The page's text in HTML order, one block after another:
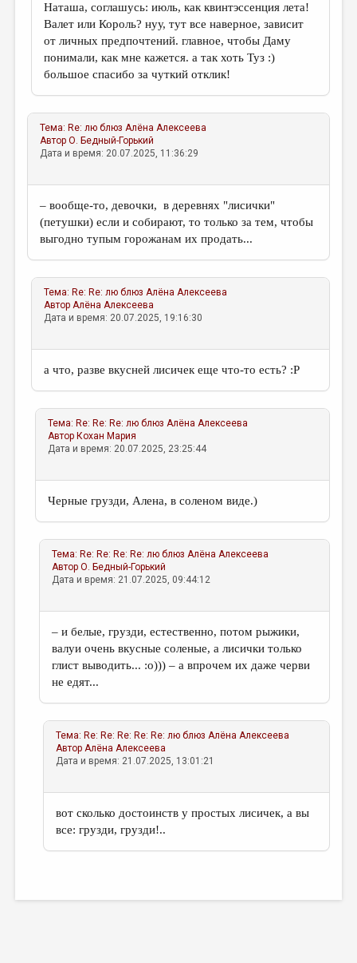
Наташа, соглашусь: июль, как квинтэссенция лета!
Валет или Король? нуу, тут все наверное, зависит
от личных предпочтений. главное, чтобы Даму
понимали, как мне кажется. а так хоть Туз :)
большое спасибо за чуткий отклик!
Тема: Re: лю блюз Алёна Алексеева
АвторО. Бедный-Горький
Дата и время: 20.07.2025, 11:36:29
– вообще-то, девочки, в деревнях "лисички"
(петушки) если и собирают, то только за тем, чтобы
выгодно тупым горожанам их продать...
Тема: Re: Re: лю блюз Алёна Алексеева
АвторАлёна Алексеева
Дата и время: 20.07.2025, 19:16:30
а что, разве вкусней лисичек еще что-то есть? :P
Тема: Re: Re: Re: лю блюз Алёна Алексеева
Автор Кохан Мария
Дата и время: 20.07.2025, 23:25:44
Черные грузди, Алена, в соленом виде.)
Тема: Re: Re: Re: Re: лю блюз Алёна Алексеева
АвторО. Бедный-Горький
Дата и время: 21.07.2025, 09:44:12
– и белые, грузди, естественно, потом рыжики,
валуи очень вкусные соленые, а лисички только
глист выводить... :о))) – а впрочем их даже черви
не едят...
Тема: Re: Re: Re: Re: Re: лю блюз Алёна Алексеева
АвторАлёна Алексеева
Дата и время: 21.07.2025, 13:01:21
вот сколько достоинств у простых лисичек, а вы
все: грузди, грузди!..